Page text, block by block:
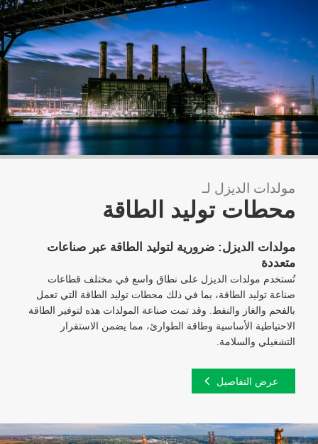
مولدات الديزل لـ
محطات توليد الطاقة
مولدات الديزل: ضرورية لتوليد الطاقة عبر صناعات
متعددة
تُستخدم مولدات الديزل على نطاق واسع في مختلف قطاعات
صناعة توليد الطاقة، بما في ذلك محطات توليد الطاقة التي تعمل
بالفحم والغاز والنفط. وقد تمت صناعة المولدات هذه لتوفير الطاقة
الاحتياطية الأساسية وطاقة الطوارئ، مما يضمن الاستقرار
التشغيلي والسلامة.
عرض التفاصيل